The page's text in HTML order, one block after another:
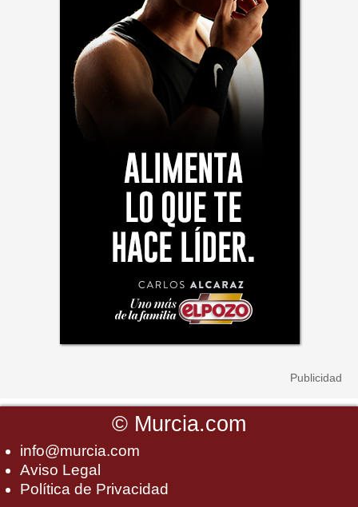
© Murcia.com
info@murcia.com
Aviso Legal
Política de Privacidad